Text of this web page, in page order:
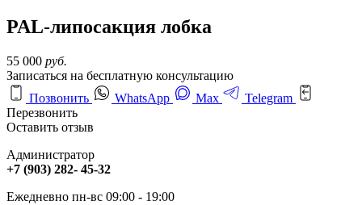
PAL-липосакция лобка
55 000 руб.
Записаться на бесплатную консультацию
Позвонить
WhatsApp Max
Telegram
Перезвонить
Оставить отзыв
Администратор
+7 (903) 282- 45-32
Ежедневно пн-вс 09:00 - 19:00